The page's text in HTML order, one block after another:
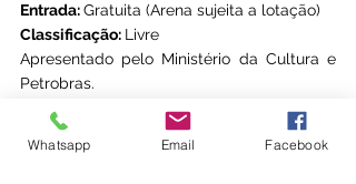
Entrada: Gratuita (Arena sujeita a lotação)
Classificação: Livre
Apresentado pelo Ministério da Cultura e
Petrobras.
Whatsapp Email Facebook